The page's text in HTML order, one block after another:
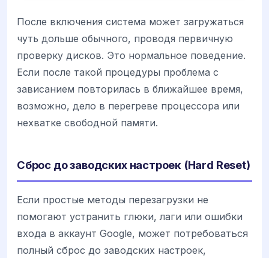
После включения система может загружаться
чуть дольше обычного, проводя первичную
проверку дисков. Это нормальное поведение.
Если после такой процедуры проблема с
зависанием повторилась в ближайшее время,
возможно, дело в перегреве процессора или
нехватке свободной памяти.
Сброс до заводских настроек (Hard Reset)
Если простые методы перезагрузки не
помогают устранить глюки, лаги или ошибки
входа в аккаунт Google, может потребоваться
полный сброс до заводских настроек,